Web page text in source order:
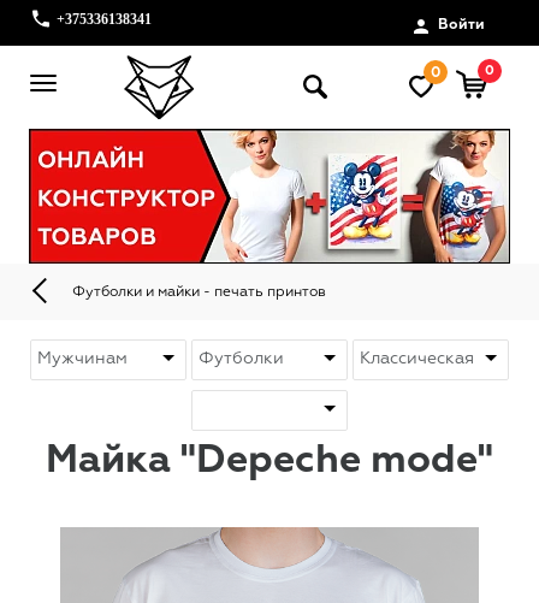
+375336138341 Войти
0 0
Футболки и майки - печать принтов
Майка "Depeche mode"